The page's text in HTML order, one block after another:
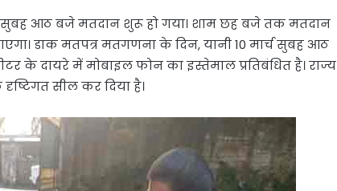
सुबह आठ बजे मतदान शुरू हो गया। शाम छह बजे तक मतदान
डाक मतपत्र मतगणना के दिन, यानी 10 मार्च सुबह आठ
के दायरे में मोबाइल फोन का इस्तेमाल प्रतिबंधित है। राज्य
दृष्टिगत सील कर दिया है।